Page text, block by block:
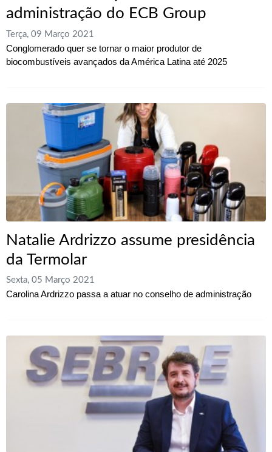
administração do ECB Group
Terça, 09 Março 2021
Conglomerado quer se tornar o maior produtor de
biocombustíveis avançados da América Latina até 2025
Natalie Ardrizzo assume presidência
da Termolar
Sexta, 05 Março 2021
Carolina Ardrizzo passa a atuar no conselho de administração